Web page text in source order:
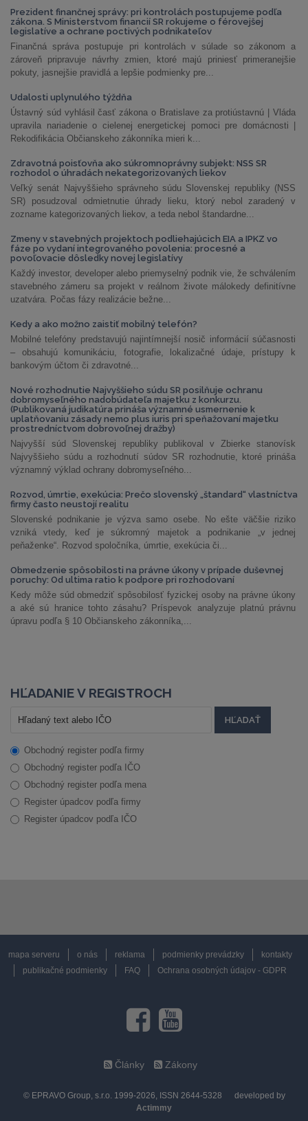
Prezident finančnej správy: pri kontrolách postupujeme podľa
zákona. S Ministerstvom financií SR rokujeme o férovejšej
legislatíve a ochrane poctivých podnikateľov
Finančná správa postupuje pri kontrolách v súlade so zákonom a
zároveň pripravuje návrhy zmien, ktoré majú priniesť primeranejšie
pokuty, jasnejšie pravidlá a lepšie podmienky pre...
Udalosti uplynulého týždňa
Ústavný súd vyhlásil časť zákona o Bratislave za protiústavnú | Vláda
upravila nariadenie o cielenej energetickej pomoci pre domácnosti |
Rekodifikácia Občianskeho zákonníka mieri k...
Zdravotná poisťovňa ako súkromnoprávny subjekt: NSS SR
rozhodol o úhradách nekategorizovaných liekov
Veľký senát Najvyššieho správneho súdu Slovenskej republiky (NSS
SR) posudzoval odmietnutie úhrady lieku, ktorý nebol zaradený v
zozname kategorizovaných liekov, a teda nebol štandardne...
Zmeny v stavebných projektoch podliehajúcich EIA a IPKZ vo
fáze po vydaní integrovaného povolenia: procesné a
povoľovacie dôsledky novej legislatívy
Každý investor, developer alebo priemyselný podnik vie, že schválením
stavebného zámeru sa projekt v reálnom živote málokedy definitívne
uzatvára. Počas fázy realizácie bežne...
Kedy a ako možno zaistiť mobilný telefón?
Mobilné telefóny predstavujú najintímnejší nosič informácií súčasnosti
– obsahujú komunikáciu, fotografie, lokalizačné údaje, prístupy k
bankovým účtom či zdravotné...
Nové rozhodnutie Najvyššieho súdu SR posilňuje ochranu
dobromyseľného nadobúdateľa majetku z konkurzu.
(Publikovaná judikatúra prináša významné usmernenie k
uplatňovaniu zásady nemo plus iuris pri speňažovaní majetku
prostredníctvom dobrovoľnej dražby)
Najvyšší súd Slovenskej republiky publikoval v Zbierke stanovísk
Najvyššieho súdu a rozhodnutí súdov SR rozhodnutie, ktoré prináša
významný výklad ochrany dobromyseľného...
Rozvod, úmrtie, exekúcia: Prečo slovenský „štandard“ vlastníctva
firmy často neustojí realitu
Slovenské podnikanie je výzva samo osebe. No ešte väčšie riziko
vzniká vtedy, keď je súkromný majetok a podnikanie „v jednej
peňaženke“. Rozvod spoločníka, úmrtie, exekúcia či...
Obmedzenie spôsobilosti na právne úkony v prípade duševnej
poruchy: Od ultima ratio k podpore pri rozhodovaní
Kedy môže súd obmedziť spôsobilosť fyzickej osoby na právne úkony
a aké sú hranice tohto zásahu? Príspevok analyzuje platnú právnu
úpravu podľa § 10 Občianskeho zákonníka,...
HĽADANIE V REGISTROCH
Obchodný register podľa firmy
Obchodný register podľa IČO
Obchodný register podľa mena
Register úpadcov podľa firmy
Register úpadcov podľa IČO
mapa serveru o nás reklama podmienky prevádzky
kontakty
publikačné podmienky
FAQ Ochrana osobných údajov - GDPR
Články Zákony
© EPRAVO Group, s.r.o. 1999-2026, ISSN 2644-5328
developed by
Actimmy